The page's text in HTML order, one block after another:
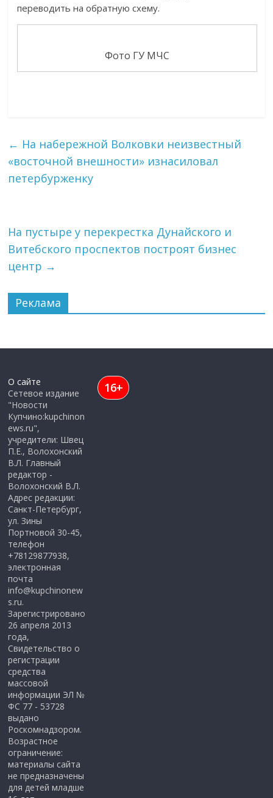
переводить на обратную схему.
Фото ГУ МЧС
← На набережной Волковки неизвестный
«восточной внешности» изнасиловал
петербурженку
На пустыре у перекрестка Дунайского и
Витебского проспектов построят бизнес
центр →
Реклама
О сайте
Сетевое издание
"Новости
Купчино:kupchinon
ews.ru",
учредители: Швец
П.Е., Волохонский
В.Л. Главный
редактор -
Волохонский В.Л.
Адрес редакции:
Санкт-Петербург,
ул. Зины
Портновой 30-45,
телефон
+78129877938,
электронная
почта
info@kupchinonew
s.ru.
Зарегистрировано
26 апреля 2013
года,
Свидетельство о
регистрации
средства
массовой
информации ЭЛ №
ФС 77 - 53728
выдано
Роскомнадзором.
Возрастное
ограничение:
материалы сайта
не предназначены
для детей младше
16+